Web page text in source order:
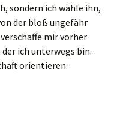
sondern ich wähle ihn,
der bloß ungefähr
mir vorher
ich unterwegs bin.
orientieren.